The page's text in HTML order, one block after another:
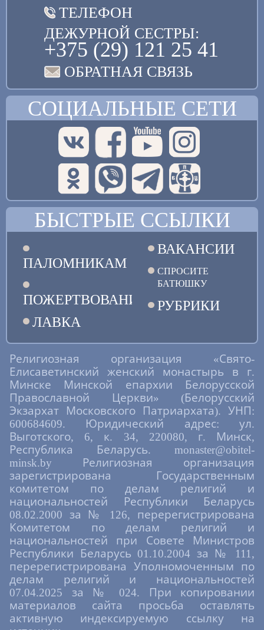
ТЕЛЕФОН
ДЕЖУРНОЙ СЕСТРЫ:
+375 (29) 121 25 41
ОБРАТНАЯ СВЯЗЬ
СОЦИАЛЬНЫЕ СЕТИ
БЫСТРЫЕ ССЫЛКИ
ПАЛОМНИКАМ
ПОЖЕРТВОВАНИЯ
ЛАВКА
ВАКАНСИИ
СПРОСИТЕ
БАТЮШКУ
РУБРИКИ
Религиозная организация «Свято-
Елисаветинский женский монастырь в г.
Минске Минской епархии Белорусской
Православной Церкви» (Белорусский
Экзархат Московского Патриархата). УНП:
600684609. Юридический адрес: ул.
Выготского, 6, к. 34, 220080, г. Минск,
Республика Беларусь. monaster@obitel-
minsk.by Религиозная организация
зарегистрирована Государственным
комитетом по делам религий и
национальностей Республики Беларусь
08.02.2000 за № 126, перерегистрирована
Комитетом по делам религий и
национальностей при Совете Министров
Республики Беларусь 01.10.2004 за № 111,
перерегистрирована Уполномоченным по
делам религий и национальностей
07.04.2025 за № 024. При копировании
материалов сайта просьба оставлять
активную индексируемую ссылку на